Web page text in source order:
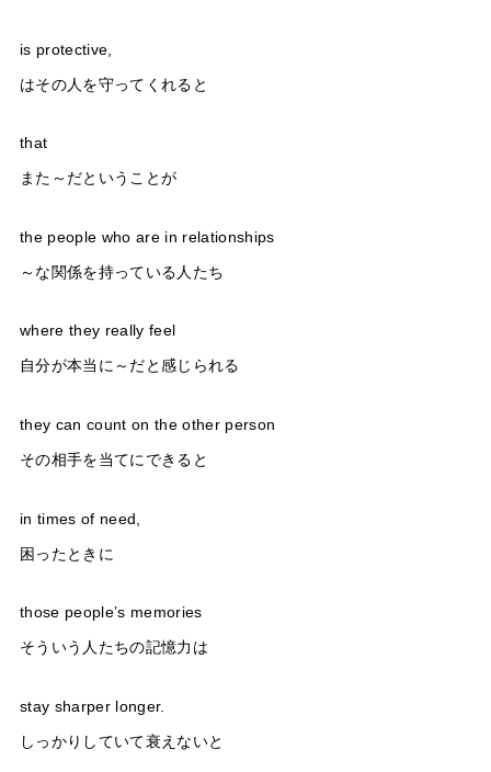
is protective,
はその人を守ってくれると
that
また～だということが
the people who are in relationships
～な関係を持っている人たち
where they really feel
自分が本当に～だと感じられる
they can count on the other person
その相手を当てにできると
in times of need,
困ったときに
those people’s memories
そういう人たちの記憶力は
stay sharper longer.
しっかりしていて衰えないと